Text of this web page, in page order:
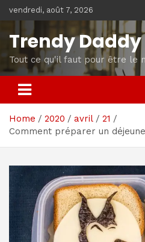
to
content
vendredi, août 7, 2026
Trendy Daddy
Tout ce qu'il faut pour être le
Home 2020 avril
21
Comment préparer un